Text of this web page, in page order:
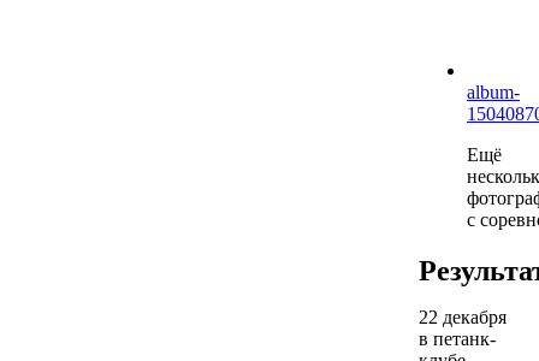
album-
Ещё
с
22 декабря
в петанк-